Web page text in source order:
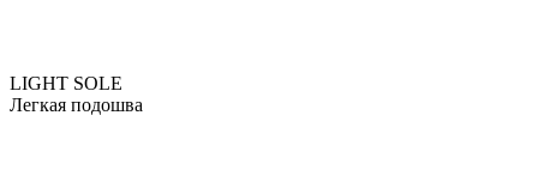
LIGHT SOLE
Легкая подошва